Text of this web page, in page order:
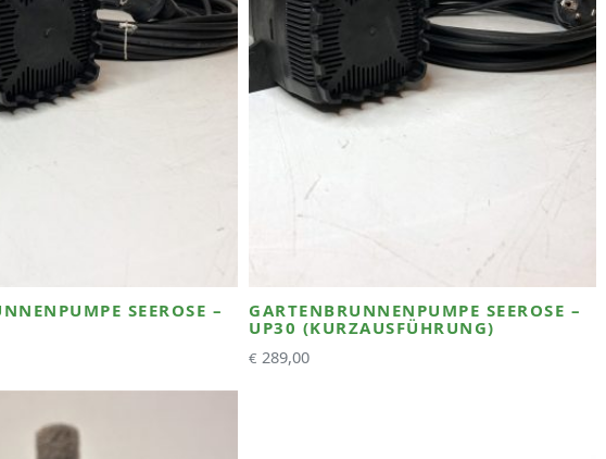
SEEROSE –
GARTENBRUNNENPUMPE SEEROSE –
UP30 (KURZAUSFÜHRUNG)
€ 289,00